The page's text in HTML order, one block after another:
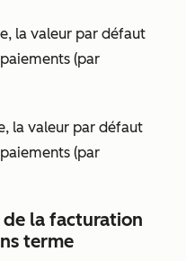
la valeur par défaut
(par
la valeur par défaut
(par
la facturation
terme